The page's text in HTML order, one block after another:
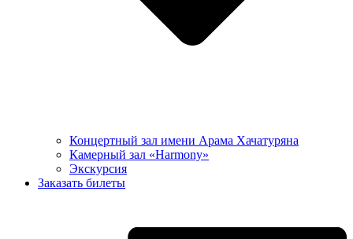
Концертный зал имени Арама Хачатуряна
Камерный зал «Harmony»
Экскурсия
Заказать билеты